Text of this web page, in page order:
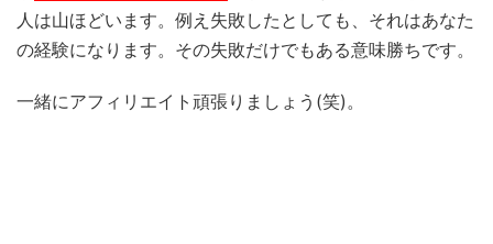
人は山ほどいます。例え失敗したとしても、それはあなた
の経験になります。その失敗だけでもある意味勝ちです。
一緒にアフィリエイト頑張りましょう(笑)。